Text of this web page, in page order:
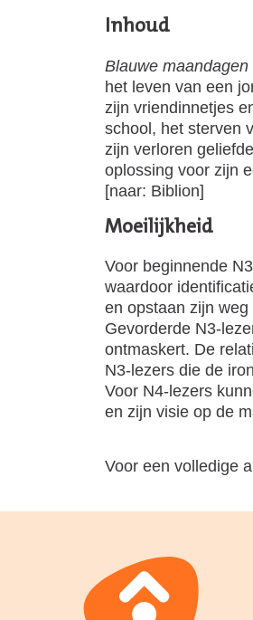
Inhoud
Blauwe maandagen
het leven van een
zijn vriendinnetjes
school, het sterven
zijn verloren
oplossing voor zijn
[naar: Biblion]
Moeilijkheid
Voor beginnende
waardoor
en opstaan zijn
Gevorderde N3-
ontmaskert. De
N3-lezers die de
Voor N4-lezers
en zijn visie op de
Voor een volledige